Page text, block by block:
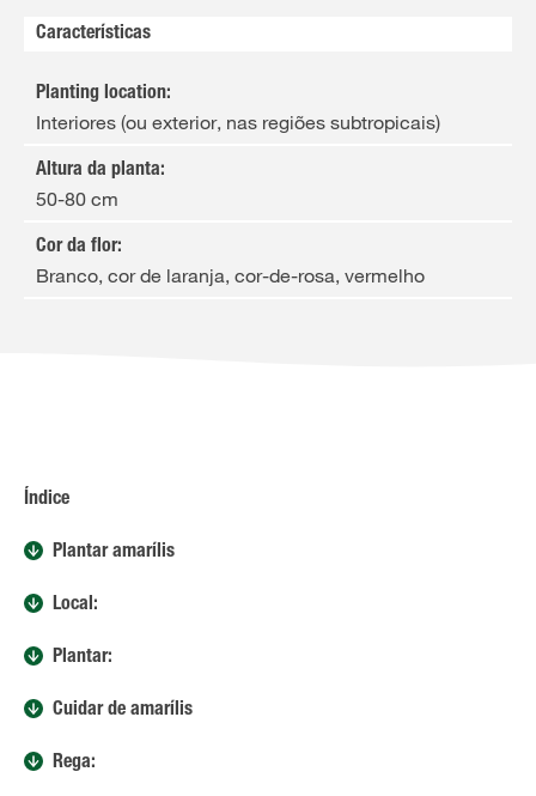
Características
Planting location:
Interiores (ou exterior, nas regiões subtropicais)
Altura da planta:
50-80 cm
Cor da flor:
Branco, cor de laranja, cor-de-rosa, vermelho
Índice
Plantar amarílis
Local:
Plantar:
Cuidar de amarílis
Rega: